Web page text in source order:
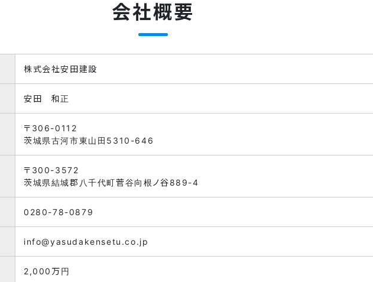
会社概要
株式会社安田建設
安田 和正
〒306-0112
茨城県古河市東山田5310-646
〒300-3572
茨城県結城郡八千代町菅谷向根ノ谷889-4
0280-78-0879
info@yasudakensetu.co.jp
2,000万円